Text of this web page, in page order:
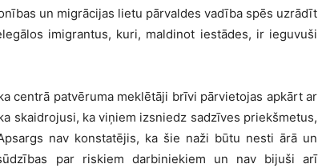
un migrācijas lietu pārvaldes vadība spēs uzrādīt
imigrantus, kuri, maldinot iestādes, ir ieguvuši
centrā patvēruma meklētāji brīvi pārvietojas apkārt ar
skaidrojusi, ka viņiem izsniedz sadzīves priekšmetus,
nav konstatējis, ka šie naži būtu nesti ārā un
par riskiem darbiniekiem un nav bijuši arī